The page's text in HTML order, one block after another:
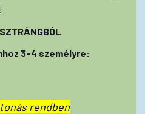
3-4 személyre:
rendben